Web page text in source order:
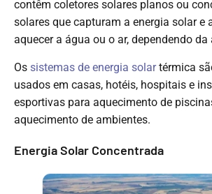
contêm coletores solares planos ou
solares que capturam a energia solar e
aquecer a água ou o ar, dependendo
Os sistemas de energia solartérmica
usados em casas, hotéis, hospitais e
esportivas para aquecimento de
aquecimento de ambientes.
Energia Solar Concentrada